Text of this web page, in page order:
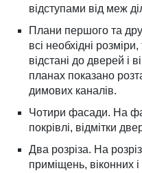
відступами від меж
Плани першого та
всі необхідні
відстані до дверей і
планах показано
димових каналів.
Чотири фасади. На
покрівлі, відмітки
Два розріза. На
приміщень, віконних і